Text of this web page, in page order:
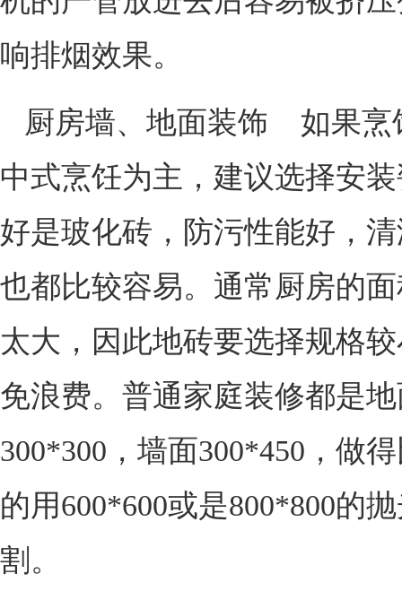
响排烟效果。
厨房墙、地面装饰 如果烹
中式烹饪为主，建议选择安
好是玻化砖，防污性能好，
也都比较容易。通常厨房的
太大，因此地砖要选择规格
免浪费。普通家庭装修都是
300*300，墙面300*450，做
的用600*600或是800*800的
割。